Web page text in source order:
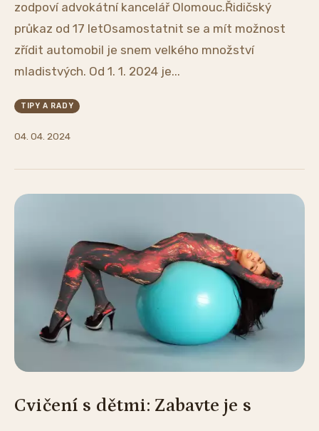
zodpoví advokátní kancelář Olomouc.Řidičský
průkaz od 17 letOsamostatnit se a mít možnost
zřídit automobil je snem velkého množství
mladistvých. Od 1. 1. 2024 je...
TIPY A RADY
04. 04. 2024
Cvičení s dětmi: Zabavte je s